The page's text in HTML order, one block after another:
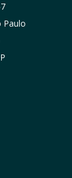
Paulo